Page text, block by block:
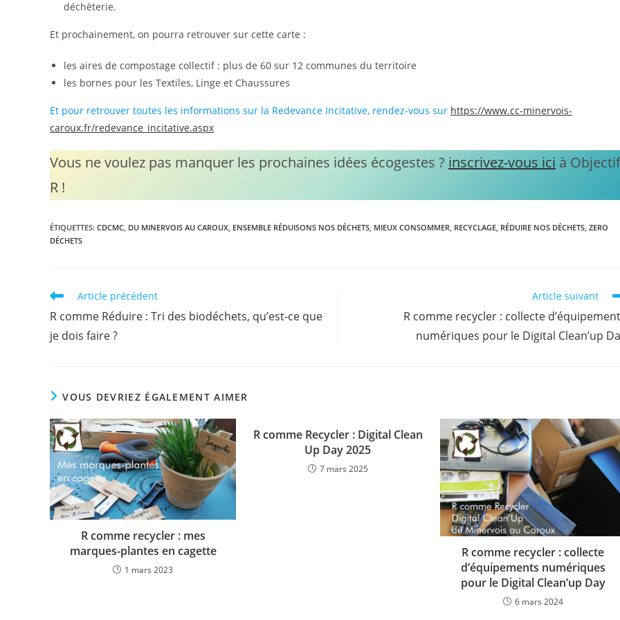
déchèterie.
Et prochainement, on pourra retrouver sur cette carte :
les aires de compostage collectif : plus de 60 sur 12 communes du territoire
les bornes pour les Textiles, Linge et Chaussures
Et pour retrouver toutes les informations sur la Redevance Incitative, rendez-vous sur https://www.cc-minervois-
caroux.fr/redevance_incitative.aspx
Vous ne voulez pas manquer les prochaines idées écogestes ? inscrivez-vous ici à Objectif
R !
ÉTIQUETTES: CDCMC, DU MINERVOIS AU CAROUX, ENSEMBLE RÉDUISONS NOS DÉCHETS, MIEUX CONSOMMER, RECYCLAGE, RÉDUIRE NOS DÉCHETS, ZERO
DÉCHETS
Read
articles
Article précédent
R comme Réduire : Tri des biodéchets, qu’est-ce que
je dois faire ?
Article suivant
R comme recycler : collecte
numériques pour le Digital Clean’up
VOUS DEVRIEZ ÉGALEMENT AIMER
R comme recycler : mes
marques-plantes en cagette
1 mars 2023
R comme Recycler : Digital Clean
Up Day 2025
7 mars 2025
R comme recycler : collecte
d’équipements numériques
pour le Digital Clean’up Day
6 mars 2024